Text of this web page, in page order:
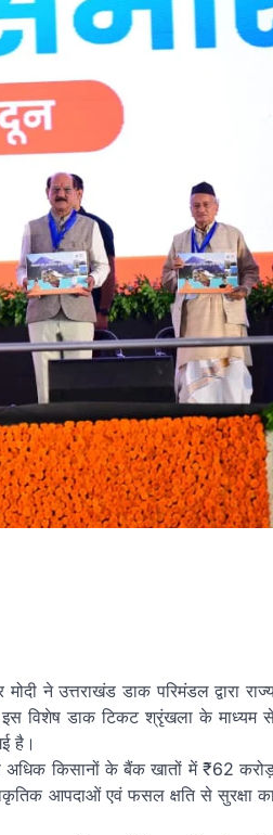
ने उत्तराखंड डाक परिमंडल द्वारा
इस विशेष डाक टिकट श्रृंखला के माध्यम
है।
अधिक किसानों के बैंक खातों में ₹62
आपदाओं एवं फसल क्षति से सुरक्षा